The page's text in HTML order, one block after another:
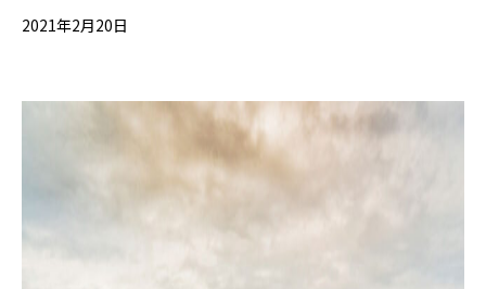
2021年2月20日